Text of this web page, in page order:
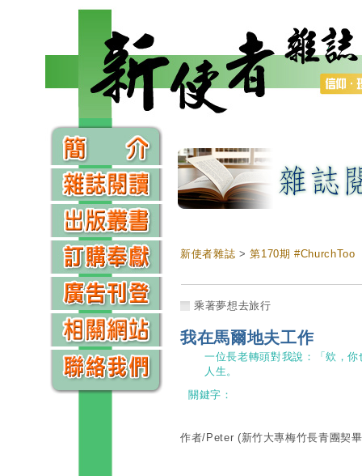
新使者雜誌 >第170期 #ChurchToo
乘著夢想去旅行
我在馬爾地夫工作
一位長老轉頭對我說：「欸，
人生。
關鍵字：
作者/Peter (新竹大專梅竹長青團契